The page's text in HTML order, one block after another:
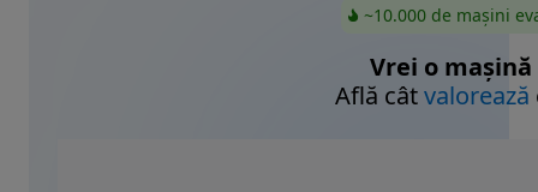
~10.000 de mașini
Vrei o mașină
Află câtvalorează